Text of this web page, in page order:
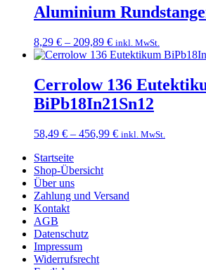
910,49 €
Aluminium
8,29 € – 209,89 €Preisspanne:
8,29 €
209,89 €
inkl. MwSt.
Cerrolow 136
BiPb18In21Sn12
58,49 € – 456,99 €Preisspanne:
inkl. MwSt.
Startseite
Shop-Übersicht
Über uns
Zahlung und Versand
Kontakt
AGB
Datenschutz
Impressum
Widerrufsrecht